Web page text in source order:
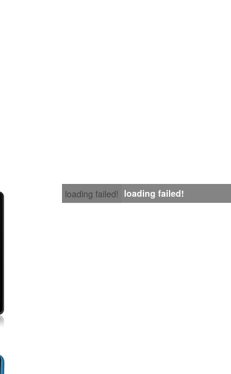
loading failed! loading failed!